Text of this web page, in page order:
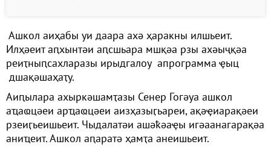
Ашкол аиҳабы уи даара ахә ҳаракны илшьеит.
Илҳәеит аԥхынтәи аԥсшьара мшқәа рзы ахәыҷқәа
реиҭныԥсахларазы ирыдгалоу апрограмма ҿыц
дшақәшаҳаҭу.
Аиԥылара ахыркәшамҭазы Сенер Гогәуа ашкол
аҵаҩцәеи арҵаҩцәеи аизҳазыӷьареи, ақәҿиарақәеи
рзеиӷьеишьеит. Чыдалатәи ашәҟәаҿы игәаанагарақәа
аниҵеит. Ашкол аԥаратә ҳамҭа анеишьеит.